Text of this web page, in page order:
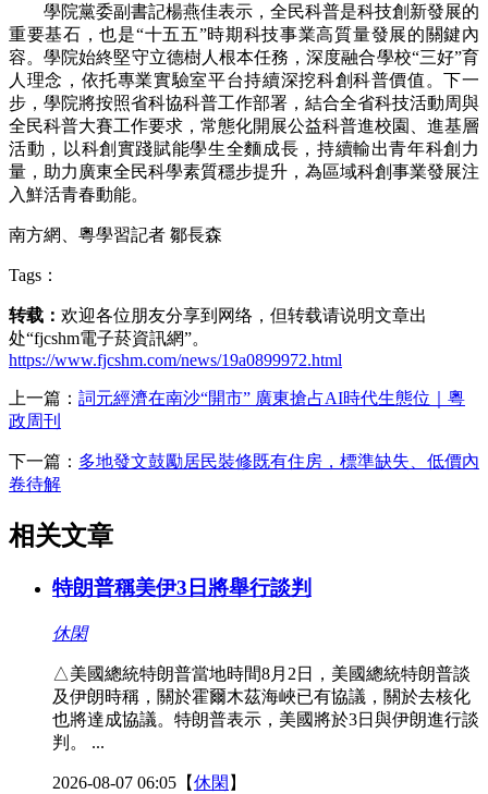
學院黨委副書記楊燕佳表示，全民科普是科技創新發展的
重要基石，也是“十五五”時期科技事業高質量發展的關鍵內
容。學院始終堅守立德樹人根本任務，深度融合學校“三好”育
人理念，依托專業實驗室平台持續深挖科創科普價值。下一
步，學院將按照省科協科普工作部署，結合全省科技活動周與
全民科普大賽工作要求，常態化開展公益科普進校園、進基層
活動，以科創實踐賦能學生全麵成長，持續輸出青年科創力
量，助力廣東全民科學素質穩步提升，為區域科創事業發展注
入鮮活青春動能。
南方網、粵學習記者 鄒長森
Tags：
转载： 欢迎各位朋友分享到网络，但转载请说明文章出
处“fjcshm電子菸資訊網”。
https://www.fjcshm.com/news/19a0899972.html
上一篇： 詞元經濟在南沙“開市” 廣東搶占AI時代生態位｜粵
政周刊
下一篇： 多地發文鼓勵居民裝修既有住房，標準缺失、低價內
卷待解
相关文章
特朗普稱美伊3日將舉行談判
休閑
△美國總統特朗普當地時間8月2日，美國總統特朗普談
及伊朗時稱，關於霍爾木茲海峽已有協議，關於去核化
也將達成協議。特朗普表示，美國將於3日與伊朗進行談
判。 ...
2026-08-07 06:05 【休閑 】